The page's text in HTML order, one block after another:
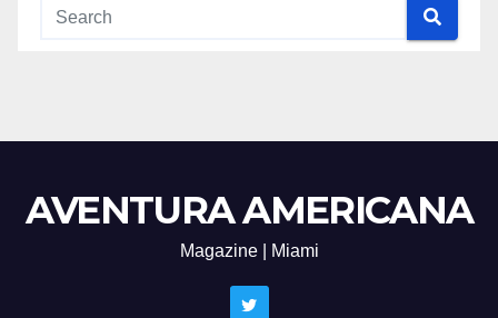
AVENTURA AMERICANA
Magazine | Miami